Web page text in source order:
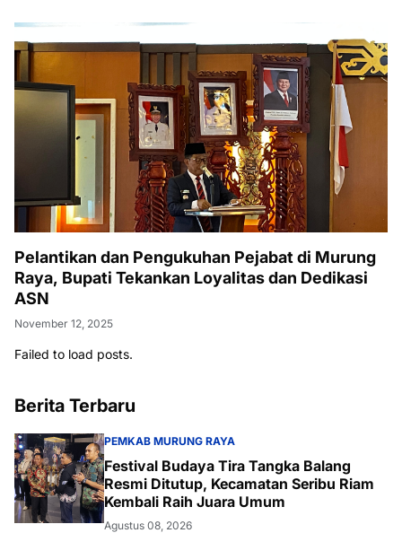
Pelantikan dan Pengukuhan Pejabat di Murung
Raya, Bupati Tekankan Loyalitas dan Dedikasi
ASN
November 12, 2025
Failed to load posts.
Berita Terbaru
PEMKAB MURUNG RAYA
Festival Budaya Tira Tangka Balang
Resmi Ditutup, Kecamatan Seribu Riam
Kembali Raih Juara Umum
Agustus 08, 2026